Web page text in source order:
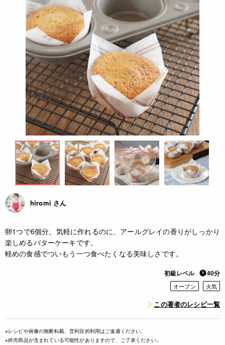
hiromi さん
卵1つで6個分。気軽に作れるのに、アールグレイの香りがしっかり
楽しめるバターケーキです。
軽めの食感でついもう一つ食べたくなる美味しさです。
初級レベル 40分
オーブン 火気
この著者のレシピ一覧
※レシピや画像の無断転載、営利目的利用はご遠慮ください。
※終売商品が含まれている可能性がありますので、ご了承ください。